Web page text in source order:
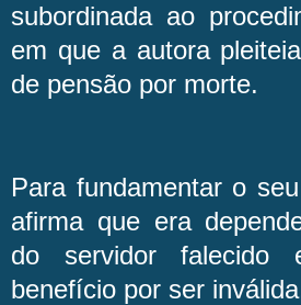
subordinada ao
em que a autora
de pensão por morte.
Para fundamentar o
afirma que era
do servidor
benefício por ser